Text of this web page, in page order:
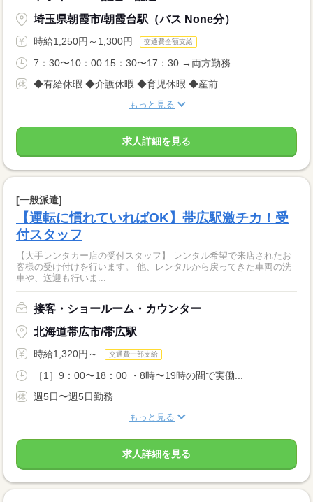
埼玉県朝霞市/朝霞台駅（バス None分）
時給1,250円～1,300円 交通費全額支給
7：30〜10：00 15：30〜17：30 →両方勤務...
◆有給休暇 ◆介護休暇 ◆育児休暇 ◆産前...
もっと見る
求人詳細を見る
[一般派遣]
【運転に慣れていればOK】帯広駅激チカ！受
付スタッフ
【大手レンタカー店の受付スタッフ】 レンタル希望で来店されたお
客様の受け付けを行います。 他、レンタルから戻ってきた車両の洗
車や、送迎も行いま...
接客・ショールーム・カウンター
北海道帯広市/帯広駅
時給1,320円～ 交通費一部支給
［1］9：00〜18：00 ・8時〜19時の間で実働...
週5日〜週5日勤務
もっと見る
求人詳細を見る